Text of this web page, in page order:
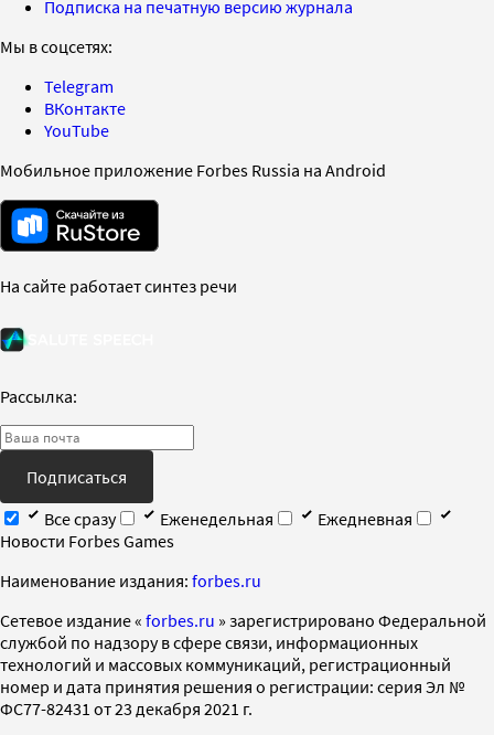
Подписка на печатную версию журнала
Мы в соцсетях:
Telegram
ВКонтакте
YouTube
Мобильное приложение Forbes Russia на Android
На сайте работает синтез речи
Рассылка:
Подписаться
Все сразу
Еженедельная
Ежедневная
Новости Forbes Games
Наименование издания: forbes.ru
Cетевое издание « forbes.ru » зарегистрировано Федеральной
службой по надзору в сфере связи, информационных
технологий и массовых коммуникаций, регистрационный
номер и дата принятия решения о регистрации: серия Эл №
ФС77-82431 от 23 декабря 2021 г.